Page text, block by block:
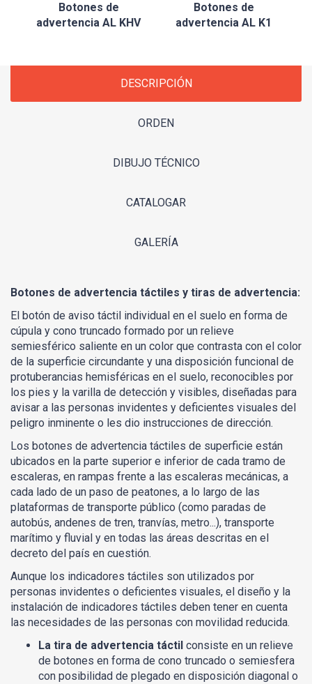
Botones de
advertencia AL KHV
Botones de
advertencia AL K1
DESCRIPCIÓN
ORDEN
DIBUJO TÉCNICO
CATALOGAR
GALERÍA
Botones de advertencia táctiles y tiras de advertencia:
El botón de aviso táctil individual en el suelo en forma de
cúpula y cono truncado formado por un relieve
semiesférico saliente en un color que contrasta con el color
de la superficie circundante y una disposición funcional de
protuberancias hemisféricas en el suelo, reconocibles por
los pies y la varilla de detección y visibles, diseñadas para
avisar a las personas invidentes y deficientes visuales del
peligro inminente o les dio instrucciones de dirección.
Los botones de advertencia táctiles de superficie están
ubicados en la parte superior e inferior de cada tramo de
escaleras, en rampas frente a las escaleras mecánicas, a
cada lado de un paso de peatones, a lo largo de las
plataformas de transporte público (como paradas de
autobús, andenes de tren, tranvías, metro...), transporte
marítimo y fluvial y en todas las áreas descritas en el
decreto del país en cuestión.
Aunque los indicadores táctiles son utilizados por
personas invidentes o deficientes visuales, el diseño y la
instalación de indicadores táctiles deben tener en cuenta
las necesidades de las personas con movilidad reducida.
La tira de advertencia táctil consiste en un relieve
de botones en forma de cono truncado o semiesfera
con posibilidad de plegado en disposición diagonal o